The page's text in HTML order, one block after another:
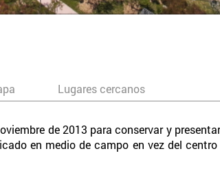
Lugares cercanos
de 2013 para conservar y
en medio de campo en vez del